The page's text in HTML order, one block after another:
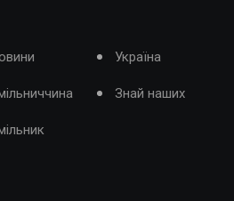
Україна
Знай наших